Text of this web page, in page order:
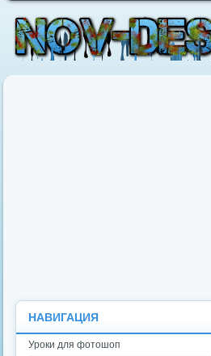
НАВИГАЦИЯ
Уроки для фотошоп